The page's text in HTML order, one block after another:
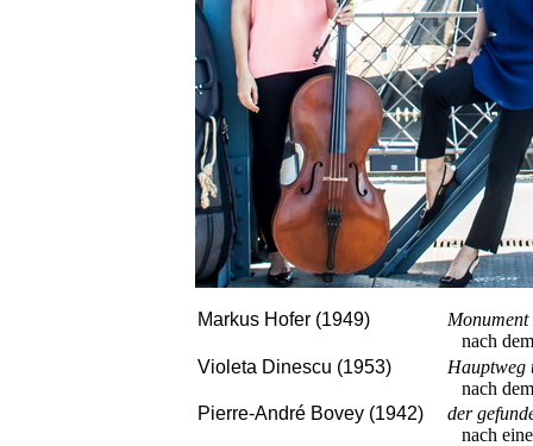
Markus Hofer (1949)
nach
Violeta Dinescu (1953)
Hauptweg
nach
Pierre-André Bovey (1942)
der
nach